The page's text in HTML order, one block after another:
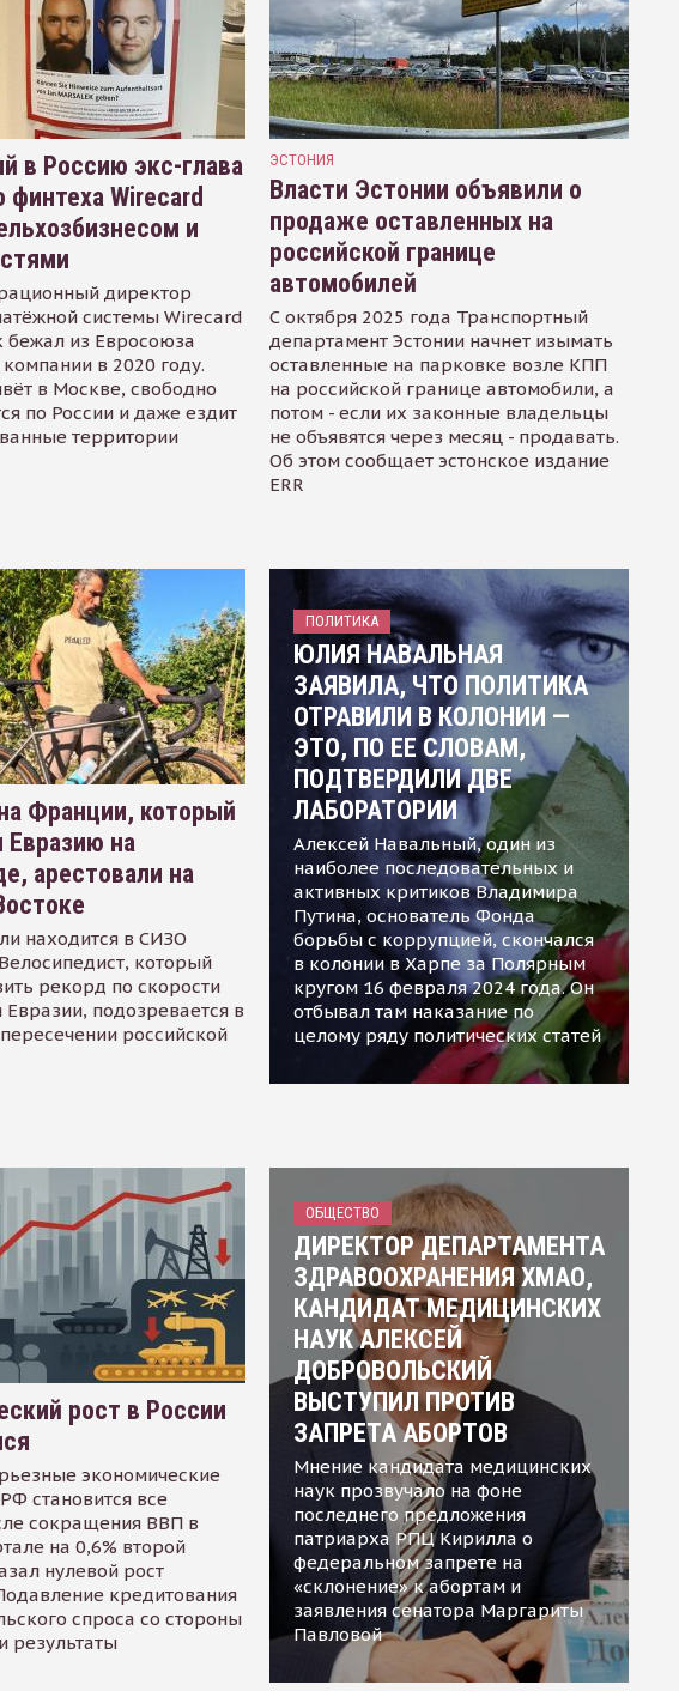
в Россию экс-глава
финтеха Wirecard
и
директор
системы Wirecard
бежал из Евросоюза
в 2020 году.
в Москве, свободно
по России и даже ездит
территории
ЭСТОНИЯ
Власти Эстонии объявили о
продаже оставленных на
российской границе
автомобилей
С октября 2025 года Транспортный
департамент Эстонии начнет изымать
оставленные на парковке возле КПП
на российской границе автомобили, а
потом - если их законные владельцы
не объявятся через месяц - продавать.
Об этом сообщает эстонское издание
ERR
Франции, который
Евразию на
арестовали на
находится в СИЗО
который
рекорд по скорости
Евразии, подозревается в
российской
ПОЛИТИКА
ЮЛИЯ НАВАЛЬНАЯ
ЗАЯВИЛА, ЧТО ПОЛИТИКА
ОТРАВИЛИ В КОЛОНИИ —
ЭТО, ПО ЕЕ СЛОВАМ,
ПОДТВЕРДИЛИ ДВЕ
ЛАБОРАТОРИИ
Алексей Навальный, один из
наиболее последовательных и
активных критиков Владимира
Путина, основатель Фонда
борьбы с коррупцией, скончался
в колонии в Харпе за Полярным
кругом 16 февраля 2024 года. Он
отбывал там наказание по
целому ряду политических статей
рост в России
экономические
становится все
сокращения ВВП в
на 0,6% второй
нулевой рост
кредитования
спроса со стороны
результаты
ОБЩЕСТВО
ДИРЕКТОР ДЕПАРТАМЕНТА
ЗДРАВООХРАНЕНИЯ ХМАО,
КАНДИДАТ МЕДИЦИНСКИХ
НАУК АЛЕКСЕЙ
ДОБРОВОЛЬСКИЙ
ВЫСТУПИЛ ПРОТИВ
ЗАПРЕТА АБОРТОВ
Мнение кандидата медицинских
наук прозвучало на фоне
последнего предложения
патриарха РПЦ Кирилла о
федеральном запрете на
«склонение» к абортам и
заявления сенатора Маргариты
Павловой